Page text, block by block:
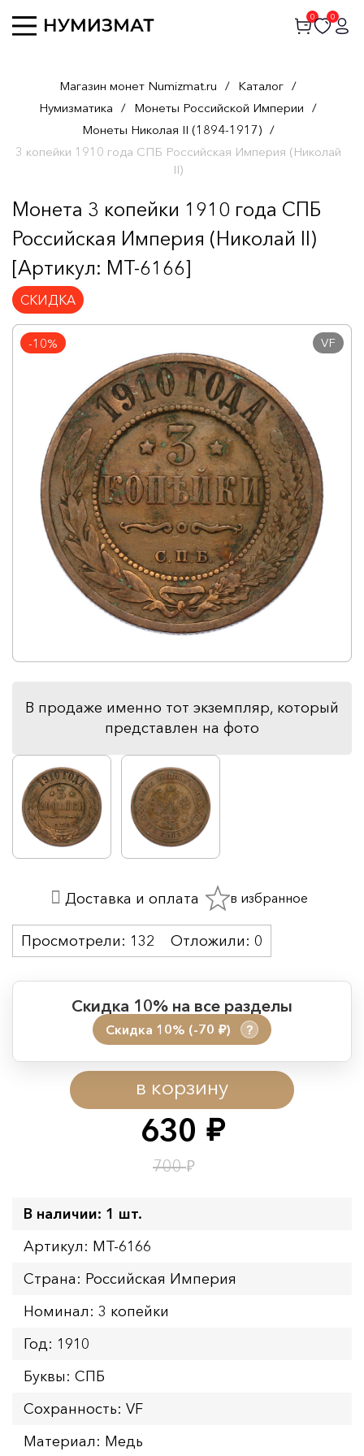
0 0
Магазин монет Numizmat.ru / Каталог /
Нумизматика / Монеты Российской Империи /
Монеты Николая II (1894-1917) /
3 копейки 1910 года СПБ Российская Империя (Николай
II)
Монета 3 копейки 1910 года СПБ
Российская Империя (Николай II)
[Артикул: MT-6166]
СКИДКА
-10% VF
В продаже именно тот экземпляр, который
представлен на фото
630 руб.
700₽
в корзину
Скидка 10% на все разделы
Скидка 10% (-70 руб.) ?
Период действия акции:
Начало:
08.08.2026 00:01
Окончание:
09.08.2026 23:59
Время до окончания:
Просмотрели: 132 Отложили: 0
Доставка и оплата в избранное
В наличии: 1 шт.
Артикул: MT-6166
Страна: Российская Империя
Номинал: 3 копейки
Год: 1910
Буквы: СПБ
Сохранность: VF
Материал: Медь